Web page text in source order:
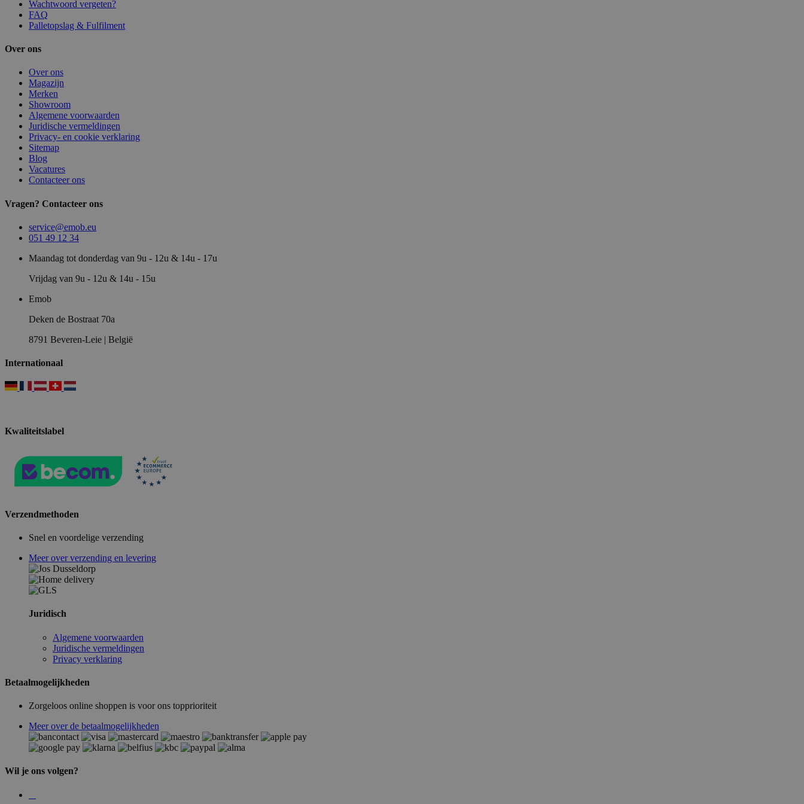
Wachtwoord vergeten?
FAQ
Palletopslag & Fulfilment
Over ons
Over ons
Magazijn
Merken
Showroom
Algemene voorwaarden
Juridische vermeldingen
Privacy- en cookie verklaring
Sitemap
Blog
Vacatures
Contacteer ons
Vragen? Contacteer ons
service@emob.eu
051 49 12 34
Maandag tot donderdag van 9u - 12u & 14u - 17u
Vrijdag van 9u - 12u & 14u - 15u
Emob
Deken de Bostraat 70a
8791 Beveren-Leie | België
Internationaal
Kwaliteitslabel
Verzendmethoden
Snel en voordelige verzending
Meer over verzending en levering
Juridisch
Algemene voorwaarden
Juridische vermeldingen
Privacy verklaring
Betaalmogelijkheden
Zorgeloos online shoppen is voor ons topprioriteit
Meer over de betaalmogelijkheden
Wil je ons volgen?